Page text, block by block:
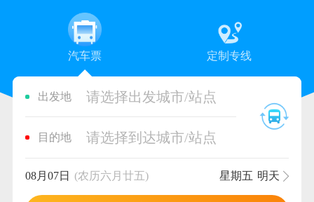
汽车票 定制专线
出发地 请选择出发城市/站点
目的地 请选择到达城市/站点
08月07日 (农历六月廿五) 星期五 明天